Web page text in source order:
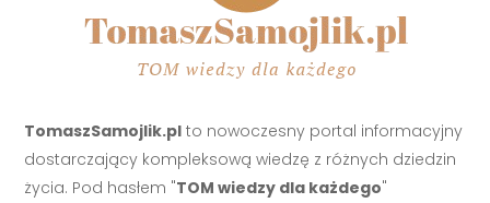
TomaszSamojlik.pl to nowoczesny portal informacyjny
dostarczający kompleksową wiedzę z różnych dziedzin
życia. Pod hasłem "TOM wiedzy dla każdego"